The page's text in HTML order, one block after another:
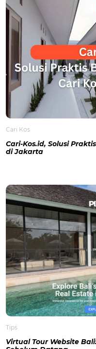
Cari Kos
Cari-Kos.id, Solusi
di Jakarta
Tips
Virtual Tour Website